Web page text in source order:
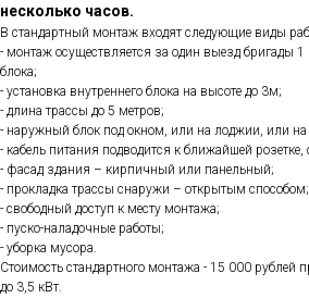
несколько часов.
В стандартный монтаж входят следующие виды
- монтаж осуществляется за один выезд бригады 1
блока;
- установка внутреннего блока на высоте до 3м;
- длина трассы до 5 метров;
- наружный блок под окном, или на лоджии, или на
- кабель питания подводится к ближайшей розетке,
- фасад здания – кирпичный или панельный;
- прокладка трассы снаружи – открытым способом;
- свободный доступ к месту монтажа;
- пуско-наладочные работы;
- уборка мусора.
Стоимость стандартного монтажа - 15 000 рублей
до 3,5 кВт.